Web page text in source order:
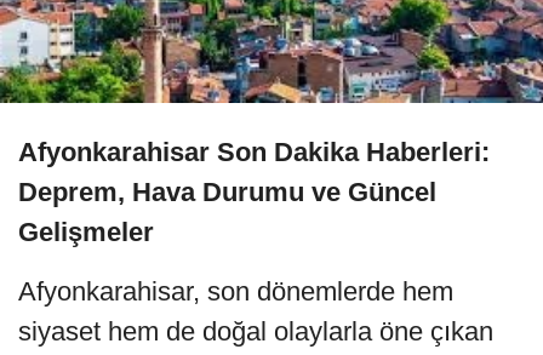
Afyonkarahisar Son Dakika Haberleri:
Deprem, Hava Durumu ve Güncel
Gelişmeler
Afyonkarahisar, son dönemlerde hem
siyaset hem de doğal olaylarla öne çıkan